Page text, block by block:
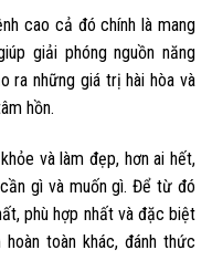
cao cả đó chính là mang
giải phóng nguồn năng
ra những giá trị hài hòa và
hồn.
và làm đẹp, hơn ai hết,
gì và muốn gì. Để từ đó
phù hợp nhất và đặc biệt
toàn khác, đánh thức